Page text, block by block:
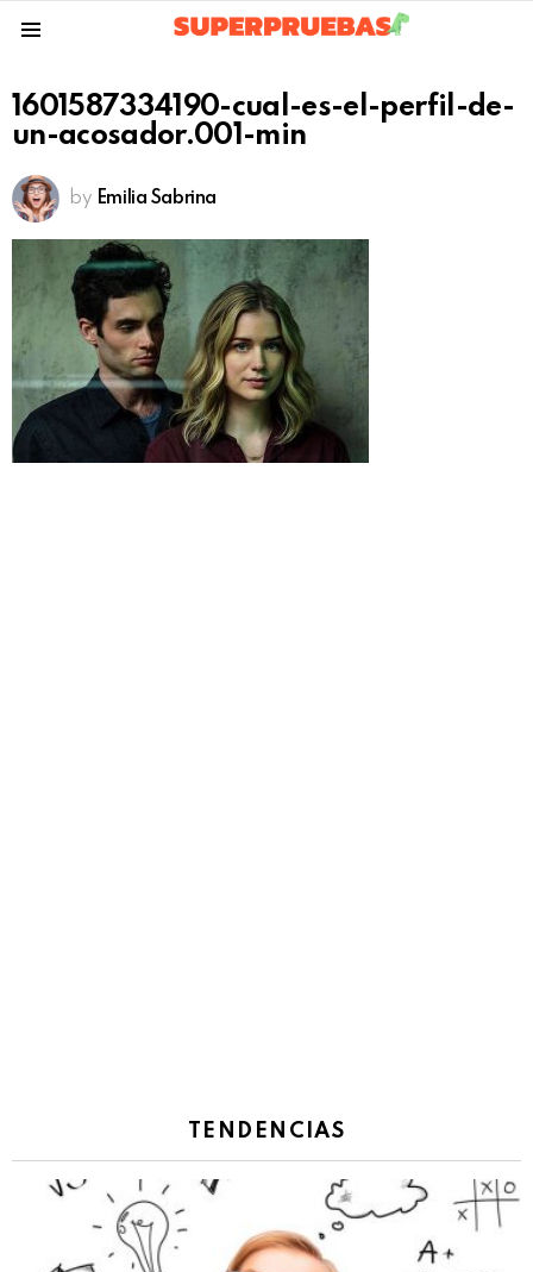
1601587334190-cual-es-el-perfil-de-
un-acosador.001-min
by Emilia Sabrina
TENDENCIAS